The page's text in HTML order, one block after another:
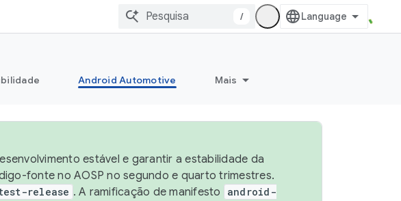
/
Android Automotive Mais
estável e garantir a estabilidade da
fonte no AOSP no segundo e quarto trimestres.
release . A ramificação de manifesto
android-